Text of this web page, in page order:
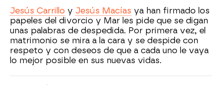
Jesús Carrillo y Jesús Macías ya han firmado los
papeles del divorcio y Mar les pide que se digan
unas palabras de despedida. Por primera vez, el
matrimonio se mira a la cara y se despide con
respeto y con deseos de que a cada uno le vaya
lo mejor posible en sus nuevas vidas.